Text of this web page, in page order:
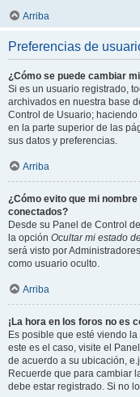
Arriba
Preferencias de
¿Cómo se puede cambiar
Si es un usuario registrado,
archivados en nuestra base
Control de Usuario;
en la parte superior de las
sus datos y preferencias.
Arriba
¿Cómo evito que mi
conectados?
Desde su Panel de Control
la opción Ocultar mi estado
será visto por
como usuario oculto.
Arriba
¡La hora en los foros no es
Es posible que esté viendo
este es el caso, visite el
de acuerdo a su ubicación,
Recuerde que para cambiar
debe estar registrado. Si no